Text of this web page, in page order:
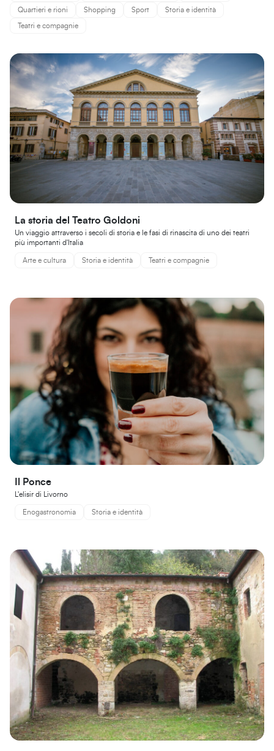
Quartieri e rioni Shopping Sport Storia e identità
Teatri e compagnie
La storia del Teatro Goldoni
Un viaggio attraverso i secoli di storia e le fasi di rinascita di uno dei teatri
più importanti d'Italia
Arte e cultura Storia e identità Teatri e compagnie
Il Ponce
L'elisir di Livorno
Enogastronomia Storia e identità